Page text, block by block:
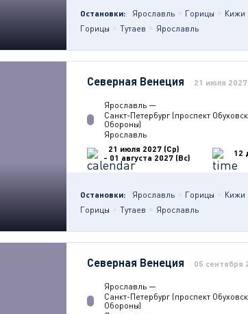
Остановки: Ярославль Горицы Кижи
Горицы
Тутаев Ярославль
Северная Венеция 21 июля 2027
Ярославль —
Санкт-Петербург (проспект
Обороны)
Ярославль
21 июля 2027 (Ср)
- 01 августа 2027 (Вс)
12
Остановки: Ярославль Горицы Кижи
Горицы
Тутаев Ярославль
Северная Венеция 05 сентября
Ярославль —
Санкт-Петербург (проспект
Обороны)